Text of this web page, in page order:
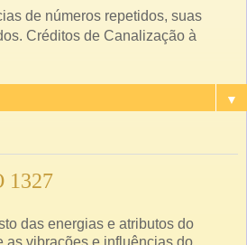
de números repetidos, suas
Créditos de Canalização à
▼
1327
das energias e atributos do
as vibrações e influências do